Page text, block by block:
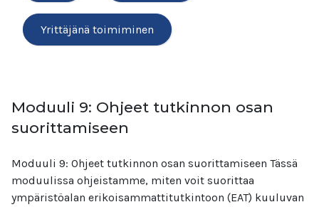
Yrittäjänä toimiminen
Moduuli 9: Ohjeet tutkinnon osan
suorittamiseen
Moduuli 9: Ohjeet tutkinnon osan suorittamiseen Tässä
moduulissa ohjeistamme, miten voit suorittaa
ympäristöalan erikoisammattitutkintoon (EAT) kuuluvan